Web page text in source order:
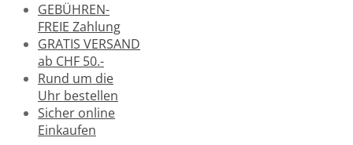
GEBÜHREN-
FREIE Zahlung
GRATIS VERSAND
ab CHF 50.-
Rund um die
Uhr bestellen
Sicher online
Einkaufen